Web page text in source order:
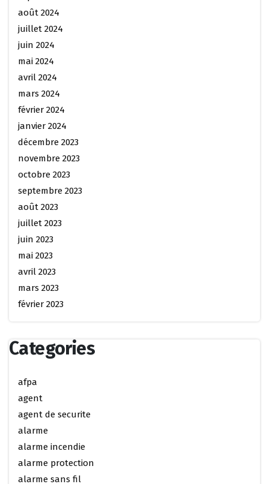
août 2024
juillet 2024
juin 2024
mai 2024
avril 2024
mars 2024
février 2024
janvier 2024
décembre 2023
novembre 2023
octobre 2023
septembre 2023
août 2023
juillet 2023
juin 2023
mai 2023
avril 2023
mars 2023
février 2023
Categories
afpa
agent
agent de securite
alarme
alarme incendie
alarme protection
alarme sans fil